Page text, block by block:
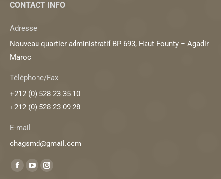
CONTACT INFO
Adresse
Nouveau quartier administratif BP 693, Haut Founty – Agadir
Maroc
Téléphone/Fax
+212 (0) 528 23 35 10
+212 (0) 528 23 09 28
E-mail
chagsmd@gmail.com
Trouvez nous sur :
La
La
La